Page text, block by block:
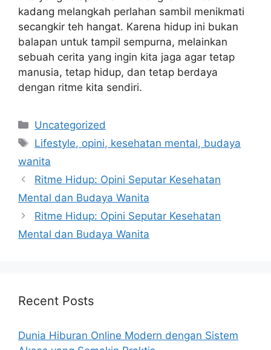
kadang melangkah perlahan sambil menikmati
secangkir teh hangat. Karena hidup ini bukan
balapan untuk tampil sempurna, melainkan
sebuah cerita yang ingin kita jaga agar tetap
manusia, tetap hidup, dan tetap berdaya
dengan ritme kita sendiri.
Categories
Uncategorized
Tags
Lifestyle, opini, kesehatan mental, budaya
wanita
Ritme Hidup: Opini Seputar Kesehatan
Mental dan Budaya Wanita
Ritme Hidup: Opini Seputar Kesehatan
Mental dan Budaya Wanita
Recent Posts
Dunia Hiburan Online Modern dengan Sistem